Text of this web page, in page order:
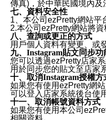
傳真)，於中華民國境內及
七、資料安全性
1、本公司ezPretty網站平
2.本公司ezPretty網站將
八、查詢或更正的方式
用戶個人資料有變更、或
九、Instagram貼文同步功
您可以透過ezPretty店家
用於同步您的貼文至店家
十、取消Instagram授權方
如果您有使用ezPretty網
可以登入店家系統後台使
十一、取消帳號資料方式
如果您有使用本公司
相關資料。